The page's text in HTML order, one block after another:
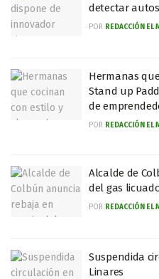
detectar
POR REDACCIÓN EL
Hermanas
Stand up
de
POR REDACCIÓN EL
Alcalde de
del gas
POR REDACCIÓN EL
Suspendida
Linares